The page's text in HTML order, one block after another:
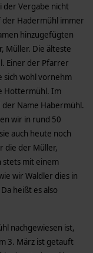
der Vergabe nicht
der Hadermühl immer
hinzugefügten
Müller. Die älteste
Einer der Pfarrer
sich wohl vornehm
Hottermühl. Im
Name Habermühl.
wir in rund 50
auch heute noch
die der Müller,
stets mit einem
wir Waldler dies in
heißt es also
nachgewiesen ist,
3. März ist getauft